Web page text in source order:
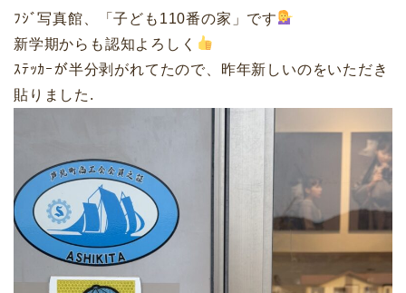
ﾌｼﾞ写真館、「子ども110番の家」です
新学期からも認知よろしく
ｽﾃｯｶｰが半分剥がれてたので、昨年新しいのをいただき
貼りました.